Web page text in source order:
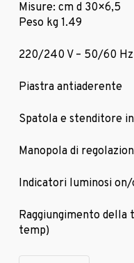
Misure: cm d 30×6,5
Peso kg 1.49
220/240 V – 50/60 Hz
Piastra antiaderente
Spatola e stenditore
Manopola di
Indicatori luminosi
Raggiungimento
temp)